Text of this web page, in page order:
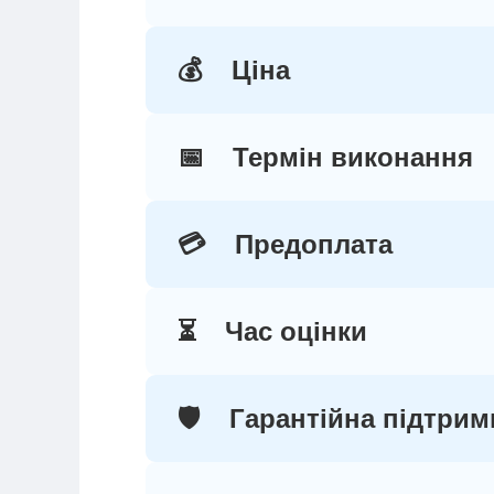
💰 Ціна
📅 Термін виконання
💳 Предоплата
⏳ Час оцінки
🛡️ Гарантійна